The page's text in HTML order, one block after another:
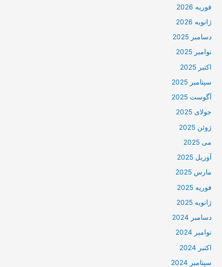
فوریه 2026
ژانویه 2026
دسامبر 2025
نوامبر 2025
اکتبر 2025
سپتامبر 2025
آگوست 2025
جولای 2025
ژوئن 2025
می 2025
آوریل 2025
مارس 2025
فوریه 2025
ژانویه 2025
دسامبر 2024
نوامبر 2024
اکتبر 2024
سپتامبر 2024